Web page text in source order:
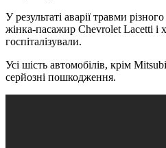
У результаті аварії травми
жінка-пасажир Chevrolet Lacetti і
госпіталізували.
Усі шість автомобілів, крім
серйозні пошкодження.